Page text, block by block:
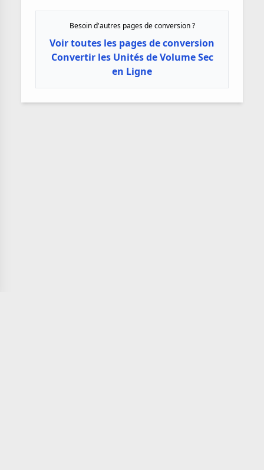
Besoin d'autres pages de conversion ?
Voir toutes les pages de conversion
Convertir les Unités de Volume Sec
en Ligne